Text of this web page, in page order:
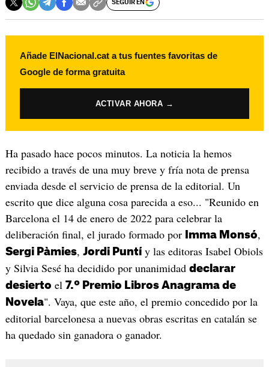
SEGUIR EN
Añade ElNacional.cat a tus fuentes favoritas de
Google de forma gratuita
ACTIVAR AHORA →
Ha pasado hace pocos minutos. La noticia la hemos
recibido a través de una muy breve y fría nota de prensa
enviada desde el servicio de prensa de la editorial. Un
escrito que dice alguna cosa parecida a eso... "Reunido en
Barcelona el 14 de enero de 2022 para celebrar la
deliberación final, el jurado formado por
Imma Monsó,
Sergi Pàmies, Jordi Puntíy las editoras Isabel Obiols
y Silvia Sesé ha decidido por unanimidad declarar
desierto el 7.º Premio Libros Anagrama de
Novela". Vaya, que este año, el premio concedido por la
editorial barcelonesa a nuevas obras escritas en catalán se
ha quedado sin ganadora o ganador.